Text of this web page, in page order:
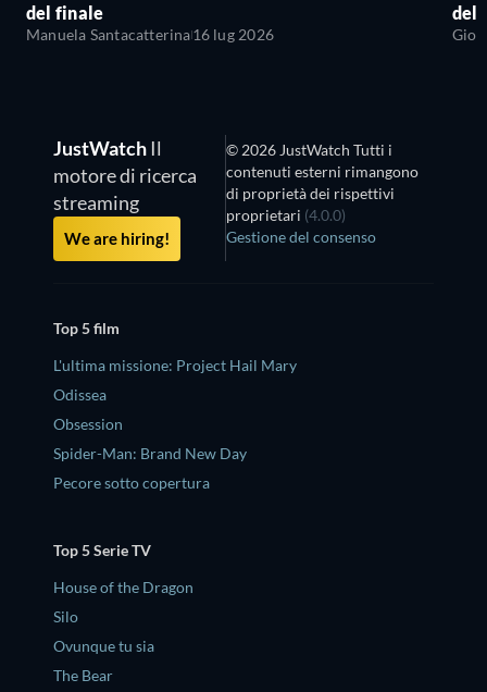
del finale
Manuela Santacatterina16 lug 2026
del
JustWatch Il
motore di ricerca
streaming
We are hiring!
© 2026 JustWatch Tutti i
contenuti esterni rimangono
di proprietà dei rispettivi
proprietari (4.0.0)
Gestione del consenso
Top 5 film
L'ultima missione: Project Hail Mary
Odissea
Obsession
Spider-Man: Brand New Day
Pecore sotto copertura
Top 5 Serie TV
House of the Dragon
Silo
Ovunque tu sia
The Bear